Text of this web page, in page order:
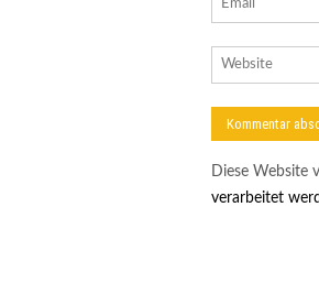
Diese Website
verarbeitet